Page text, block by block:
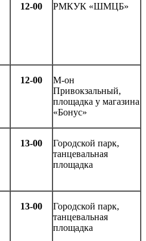
12-00 РМКУК «ШМЦБ»
12-00
М-он
Привокзальный,
площадка у магазина
«Бонус»
13-00
Городской парк,
танцевальная
площадка
13-00
Городской парк,
танцевальная
площадка